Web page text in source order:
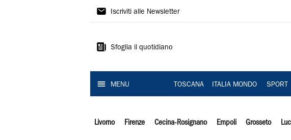
Il
Iscriviti alle Newsletter
Sfoglia il quotidiano
MENU TOSCANA ITALIA MONDO SPORT
Livorno Firenze Cecina-Rosignano Empoli Grosseto